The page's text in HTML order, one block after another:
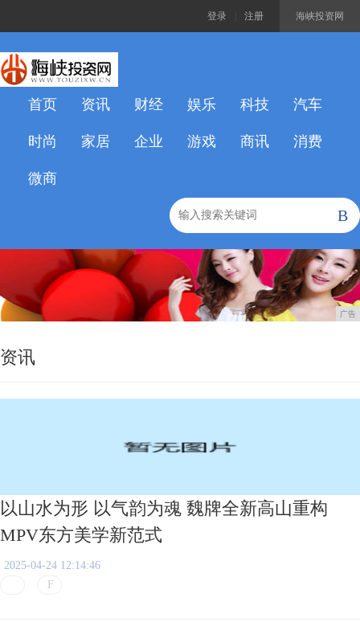
海峡投资网
登录 注册
首页 资讯 财经 娱乐 科技 汽车
时尚 家居 企业 游戏 商讯 消费
微商
B
广告
资讯
以山水为形 以气韵为魂 魏牌全新高山重构
MPV东方美学新范式
2025-04-24 12:14:46